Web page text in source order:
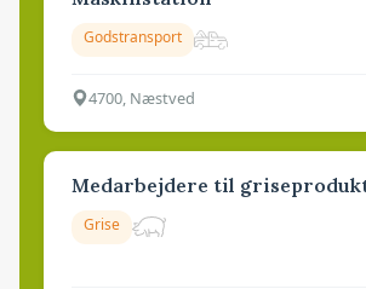
Godstransport
4700, Næstved
Medarbejdere til
Grise